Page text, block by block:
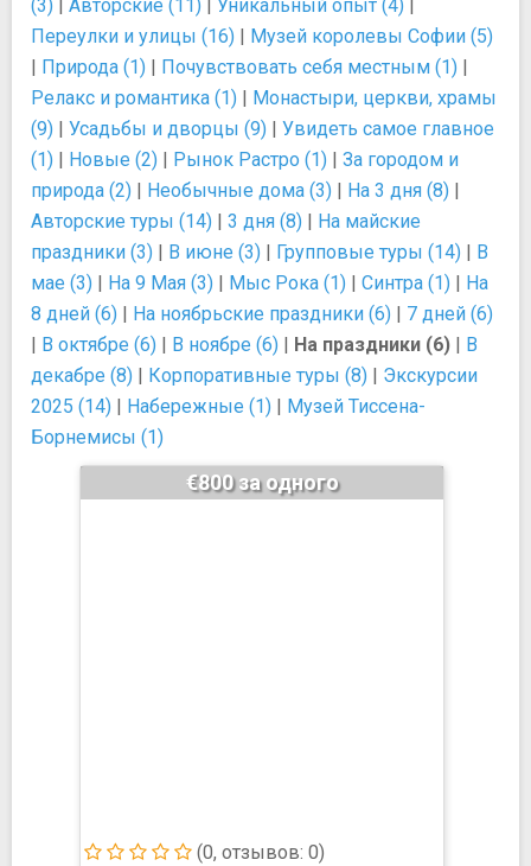
(3) | Авторские (11) | Уникальный опыт (4) |
Переулки и улицы (16) | Музей королевы Софии (5)
| Природа (1) | Почувствовать себя местным (1) |
Релакс и романтика (1) | Монастыри, церкви, храмы
(9) | Усадьбы и дворцы (9) | Увидеть самое главное
(1) | Новые (2) | Рынок Растро (1) | За городом и
природа (2) | Необычные дома (3) | На 3 дня (8) |
Авторские туры (14) | 3 дня (8) | На майские
праздники (3) | В июне (3) | Групповые туры (14) | В
мае (3) | На 9 Мая (3) | Мыс Рока (1) | Синтра (1) | На
8 дней (6) | На ноябрьские праздники (6) | 7 дней (6)
| В октябре (6) | В ноябре (6) | На праздники (6) | В
декабре (8) | Корпоративные туры (8) | Экскурсии
2025 (14) | Набережные (1) | Музей Тиссена-
Борнемисы (1)
(0, отзывов: 0)
€800 за одного